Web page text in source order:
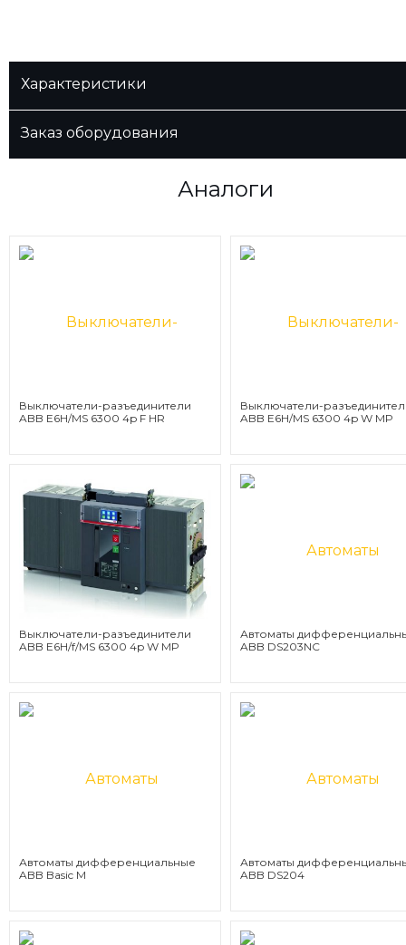
Характеристики
Заказ оборудования
Аналоги
Выключатели-разъединители
ABB E6H/MS 6300 4p F HR
Выключатели-
ABB E6H/MS 6300 4p W MP
Выключатели-разъединители
ABB E6H/f/MS 6300 4p W MP
Автоматы
ABB DS203NC
Автоматы дифференциальные
ABB Basic M
Автоматы
ABB DS204